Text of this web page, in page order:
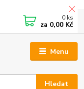
Menu
Hledat
0 ks
za 0,00 Kč